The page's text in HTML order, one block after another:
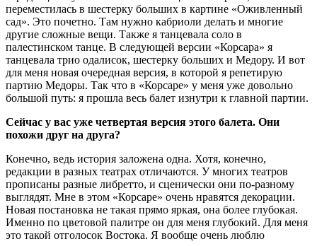
переместилась в шестерку больших в картине «Оживленный
сад». Это почетно. Там нужно кабриоли делать и многие
другие сложные вещи. Также я танцевала соло в
палестинском танце. В следующей версии «Корсара» я
танцевала трио одалисок, шестерку больших и Медору. И вот
для меня новая очередная версия, в которой я репетирую
партию Медоры. Так что в «Корсаре» у меня уже довольно
большой путь: я прошла весь балет изнутри к главной партии.
Сейчас у вас уже четвертая версия этого балета. Они
похожи друг на друга?
Конечно, ведь история заложена одна. Хотя, конечно,
редакции в разных театрах отличаются. У многих театров
прописаны разные либретто, и сценически они по-разному
выглядят. Мне в этом «Корсаре» очень нравятся декорации.
Новая постановка не такая прямо яркая, она более глубокая.
Именно по цветовой палитре он для меня глубокий. Для меня
это такой отголосок Востока. Я вообще очень люблю